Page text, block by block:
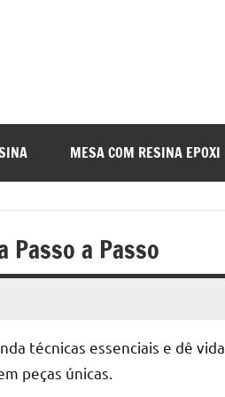
MESA COM RESINA EPOXI
a Passo
técnicas essenciais e dê vida
peças únicas.